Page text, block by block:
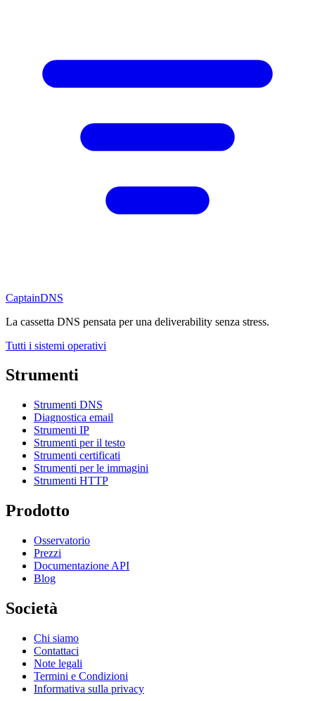
CaptainDNS
La cassetta DNS pensata per una deliverability senza stress.
Tutti i sistemi operativi
Strumenti
Strumenti DNS
Diagnostica email
Strumenti IP
Strumenti per il testo
Strumenti certificati
Strumenti per le immagini
Strumenti HTTP
Prodotto
Osservatorio
Prezzi
Documentazione API
Blog
Società
Chi siamo
Contattaci
Note legali
Termini e Condizioni
Informativa sulla privacy